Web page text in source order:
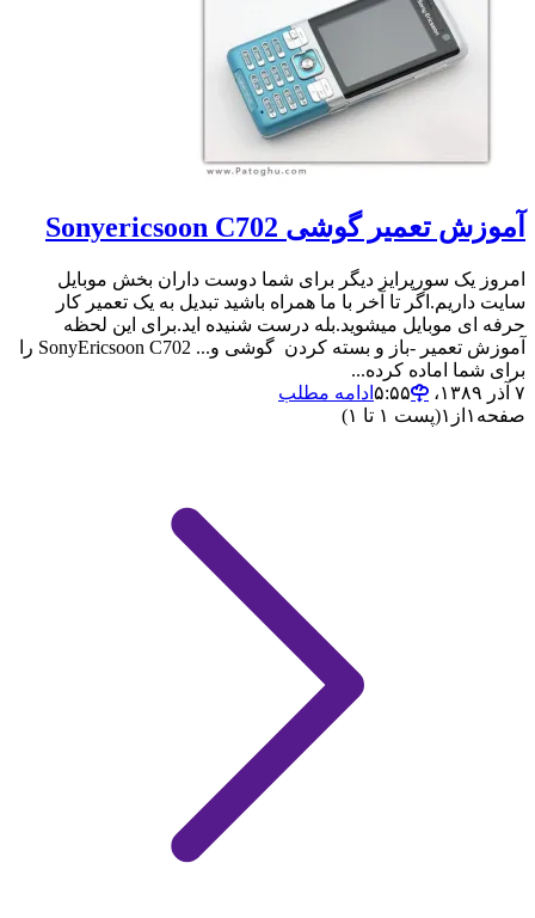
آموزش تعمیر گوشی Sonyericsoon C702
امروز یک سورپرایز دیگر برای شما دوست داران بخش موبایل
سایت داریم.اگر تا آخر با ما همراه باشید تبدیل به یک تعمیر کار
حرفه ای موبایل میشوید.بله درست شنیده اید.برای این لحظه
آموزش تعمیر -باز و بسته کردن گوشی و... SonyEricsoon C702 را
برای شما اماده کرده...
۷ آذر ۱۳۸۹،‏ ۵:۵۵
ادامه مطلب
صفحه ۱ از ۱(پست ۱ تا ۱)